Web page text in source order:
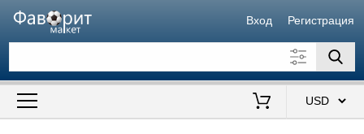
Вход Регистрация
Искать также в описании